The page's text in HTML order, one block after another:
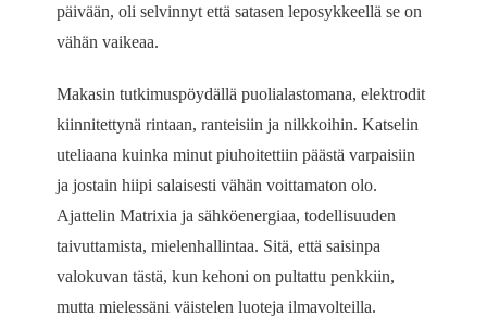
päivään, oli selvinnyt että satasen leposykkeellä se on
vähän vaikeaa.
Makasin tutkimuspöydällä puolialastomana, elektrodit
kiinnitettynä rintaan, ranteisiin ja nilkkoihin. Katselin
uteliaana kuinka minut piuhoitettiin päästä varpaisiin
ja jostain hiipi salaisesti vähän voittamaton olo.
Ajattelin Matrixia ja sähköenergiaa, todellisuuden
taivuttamista, mielenhallintaa. Sitä, että saisinpa
valokuvan tästä, kun kehoni on pultattu penkkiin,
mutta mielessäni väistelen luoteja ilmavolteilla.